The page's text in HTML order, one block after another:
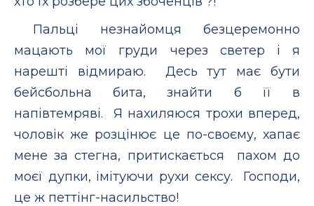
Пальці незнайомця безцеремонно
мацають мої груди через светер і я
нарешті відмираю. Десь тут має бути
бейсбольна бита, знайти б її в
напівтемряві. Я нахиляюся трохи вперед,
чоловік же розцінює це по-своєму, хапає
мене за стегна, притискається пахом до
моєї дупки, імітуючи рухи сексу. Господи,
це ж петтінг-насильство!